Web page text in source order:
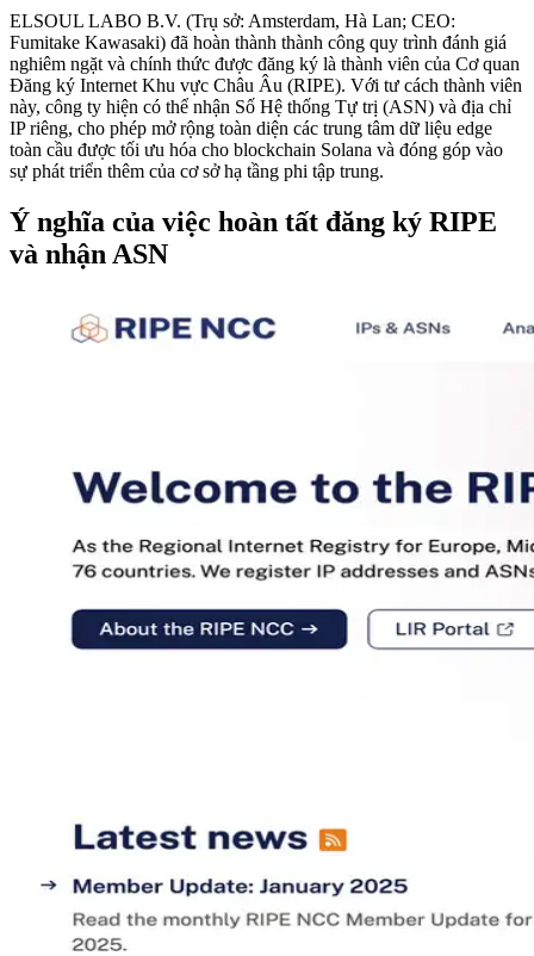
ELSOUL LABO B.V. (Trụ sở: Amsterdam, Hà Lan; CEO:
Fumitake Kawasaki) đã hoàn thành thành công quy trình đánh giá
nghiêm ngặt và chính thức được đăng ký là thành viên của Cơ quan
Đăng ký Internet Khu vực Châu Âu (RIPE). Với tư cách thành viên
này, công ty hiện có thể nhận Số Hệ thống Tự trị (ASN) và địa chỉ
IP riêng, cho phép mở rộng toàn diện các trung tâm dữ liệu edge
toàn cầu được tối ưu hóa cho blockchain Solana và đóng góp vào
sự phát triển thêm của cơ sở hạ tầng phi tập trung.
Ý nghĩa của việc hoàn tất đăng ký RIPE
và nhận ASN